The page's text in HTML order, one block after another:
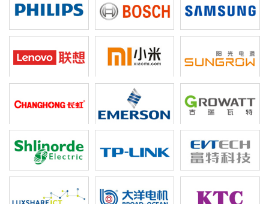
博世 三星
联想 小米 阳光电源
长虹电子 艾默生 古瑞瓦特
施耐德 普联技术 富特科技
立讯精密 大洋电机 康冠